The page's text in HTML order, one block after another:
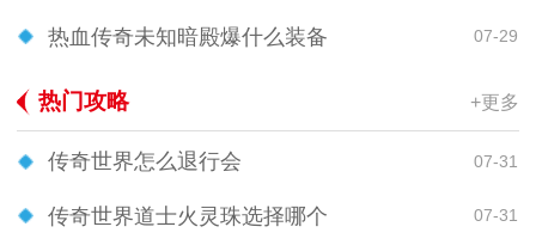
热血传奇未知暗殿爆什么装备 07-29
热门攻略 +更多
传奇世界怎么退行会 07-31
传奇世界道士火灵珠选择哪个 07-31